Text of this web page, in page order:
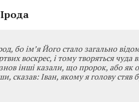
бо ім’я Його стало загально
воскрес, і тому творяться чуда
інші казали, що пророк, або як
сказав: Іван, якому я голову стяв